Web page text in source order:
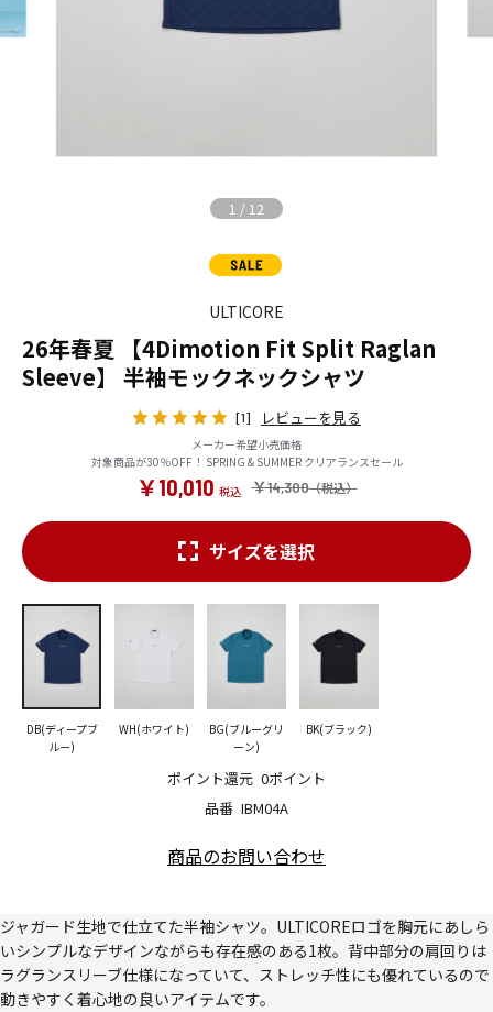
1 / 12
ULTICORE
26年春夏 【4Dimotion Fit Split Raglan
Sleeve】 半袖モックネックシャツ
[1] レビューを見る
メーカー希望小売価格
対象商品が30％OFF！ SPRING & SUMMER クリアランスセール
￥14,300
￥10,010
品番 IBM04A
ポイント還元 0ポイント
サイズを選択
DB(ディープブ
ルー)
WH(ホワイト)
BG(ブルーグリ
ーン)
BK(ブラック)
商品のお問い合わせ
ジャガード生地で仕立てた半袖シャツ。ULTICOREロゴを胸元にあしら
いシンプルなデザインながらも存在感のある1枚。背中部分の肩回りは
ラグランスリーブ仕様になっていて、ストレッチ性にも優れているので
動きやすく着心地の良いアイテムです。